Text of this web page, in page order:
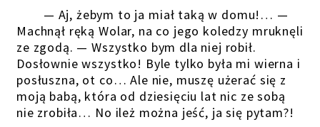
— Aj, żebym to ja miał taką w domu!… —
Machnął ręką Wolar, na co jego koledzy mruknęli
ze zgodą. — Wszystko bym dla niej robił.
Dosłownie wszystko! Byle tylko była mi wierna i
posłuszna, ot co… Ale nie, muszę użerać się z
moją babą, która od dziesięciu lat nic ze sobą
nie zrobiła… No ileż można jeść, ja się pytam?!